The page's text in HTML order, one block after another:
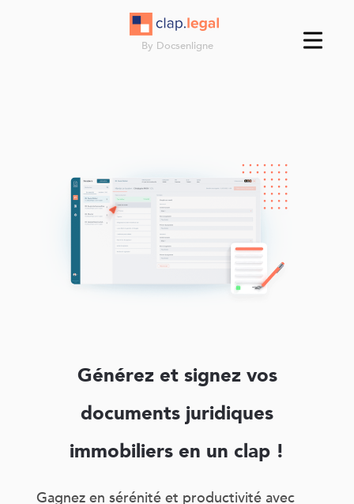
By Docsenligne
Générez et signez vos
documents juridiques
immobiliers en un clap !
Gagnez en sérénité et productivité avec